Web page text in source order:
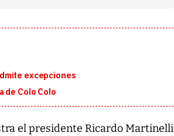
excepciones
de Colo Colo
el presidente Ricardo Martinelli
presidente de Brasil, Luiz Inácio Lula